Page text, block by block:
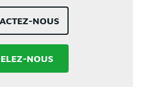
NOUS
NOUS